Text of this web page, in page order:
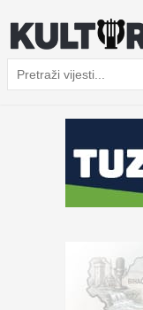
Pretraga